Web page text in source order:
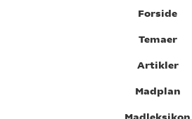
Forside
Temaer
Artikler
Madplan